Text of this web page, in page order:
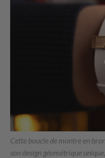
Cette boucle de montre en
son design géométrique